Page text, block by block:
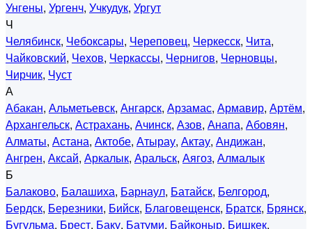
Унгены, Ургенч, Учкудук, Ургут
Ч
Челябинск, Чебоксары, Череповец, Черкесск, Чита,
Чайковский, Чехов, Черкассы, Чернигов, Черновцы,
Чирчик, Чуст
А
Абакан, Альметьевск, Ангарск, Арзамас, Армавир, Артём,
Архангельск, Астрахань, Ачинск, Азов, Анапа, Абовян,
Алматы, Астана, Актобе, Атырау, Актау, Андижан,
Ангрен, Аксай, Аркалык, Аральск, Аягоз, Алмалык
Б
Балаково, Балашиха, Барнаул, Батайск, Белгород,
Бердск, Березники, Бийск, Благовещенск, Братск, Брянск,
Бугульма, Брест, Баку, Батуми, Байконыр, Бишкек,